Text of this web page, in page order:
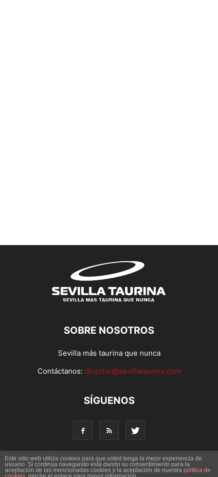
SOBRE NOSOTROS
Sevilla más taurina que nunca
Contáctanos: director@sevillataurina.com
SÍGUENOS
© Copyright 2016 - Sevilla Taurina. Todos los derechos
Este sitio web utiliza cookies para que usted tenga la mejor experiencia de
usuario. Si continúa navegando está dando su consentimiento para la
aceptación de las mencionadas cookies y la aceptación de nuestra política de